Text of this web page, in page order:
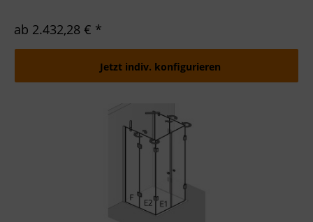
ab 2.432,28 € *
Jetzt indiv. konfigurieren